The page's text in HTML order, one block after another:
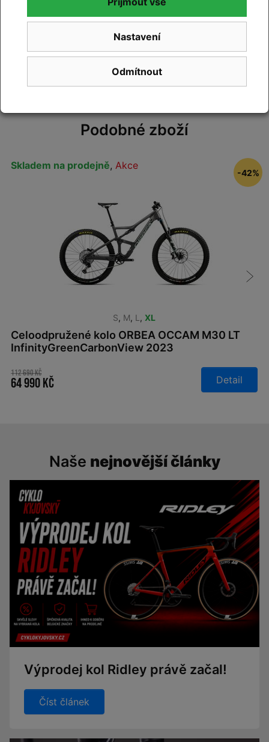
Přidat vlastní hodnocení
Podobné zboží
Skladem na prodejně, Akce
S, M, L, XL
Celoodpružené kolo ORBEA OCCAM M30 LT
InfinityGreenCarbonView 2023
-42%
112 690 Kč
64 990 Kč Detail
Naše nejnovější články
Výprodej kol Ridley právě začal!
Číst článek
Odmítnout
Nastavení